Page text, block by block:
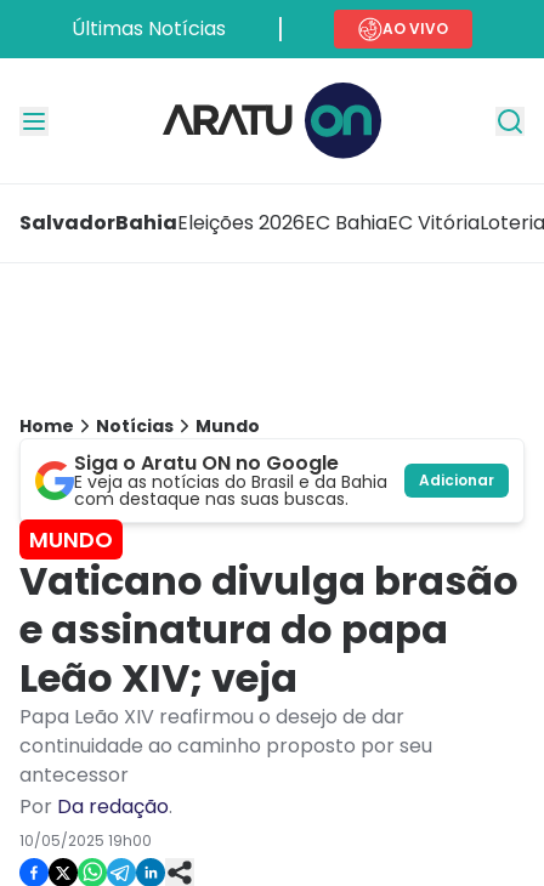
Últimas Notícias AO VIVO
SalvadorBahiaEleições 2026EC BahiaEC Vitória
Home Notícias Mundo
Siga o Aratu ON no Google
E veja as notícias do Brasil e da Bahia
com destaque nas suas buscas.
Adicionar
MUNDO
Vaticano divulga brasão
e assinatura do papa
Leão XIV; veja
Papa Leão XIV reafirmou o desejo de dar
continuidade ao caminho proposto por seu
antecessor
Por Da redação.
10/05/2025 19h00